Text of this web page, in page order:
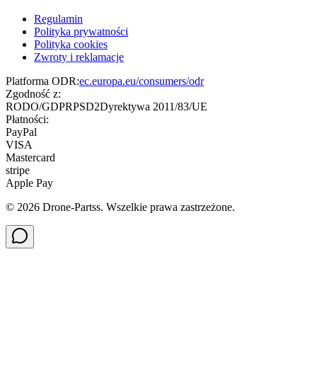
Regulamin
Polityka prywatności
Polityka cookies
Zwroty i reklamacje
Platforma ODR:ec.europa.eu/consumers/odr
Zgodność z:
RODO/GDPRPSD2Dyrektywa 2011/83/UE
Płatności:
PayPal
VISA
Mastercard
stripe
Apple Pay
© 2026 Drone-Partss. Wszelkie prawa zastrzeżone.